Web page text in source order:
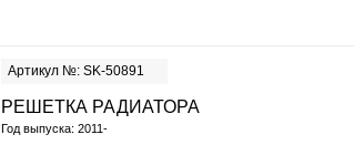
Артикул №: SK-50891
РЕШЕТКА РАДИАТОРА
Год выпуска: 2011-